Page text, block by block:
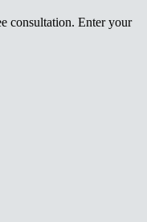
consultation. Enter your